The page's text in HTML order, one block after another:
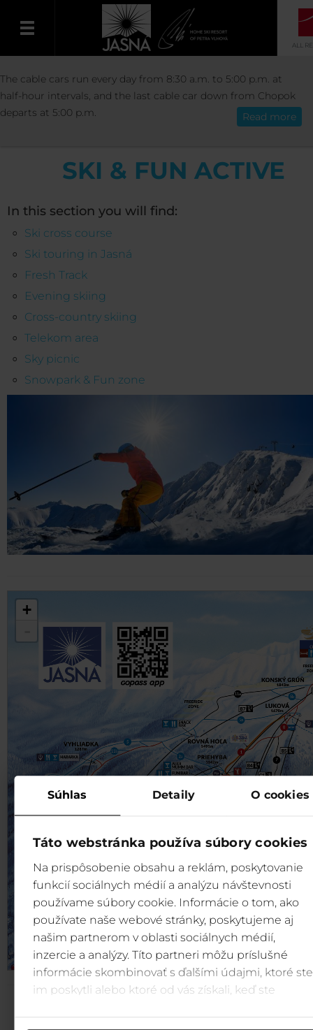
Súhlas Detaily O cookies
Táto webstránka používa súbory cookies
Na prispôsobenie obsahu a reklám, poskytovanie
funkcií sociálnych médií a analýzu návštevnosti
používame súbory cookie. Informácie o tom, ako
používate naše webové stránky, poskytujeme aj
našim partnerom v oblasti sociálnych médií,
inzercie a analýzy. Títo partneri môžu príslušné
informácie skombinovať s ďalšími údajmi, ktoré ste
im poskytli alebo ktoré od vás získali, keď ste
English
ALL
ACTIVITIES WINTER ACTIVITIES
SKI & FUN ACTIVE
In this section you will find:
Ski cross course
Ski touring in Jasná
Fresh Track
Evening skiing
Cross-country skiing
Telekom area
Sky picnic
Snowpark & Fun zone
+
The cable cars run every day from 8:30 a.m. to 5:00 p.m. at
half-hour intervals, and the last cable car down from Chopok
departs at 5:00 p.m.
Read more